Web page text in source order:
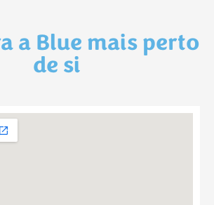
a Blue mais perto
de si